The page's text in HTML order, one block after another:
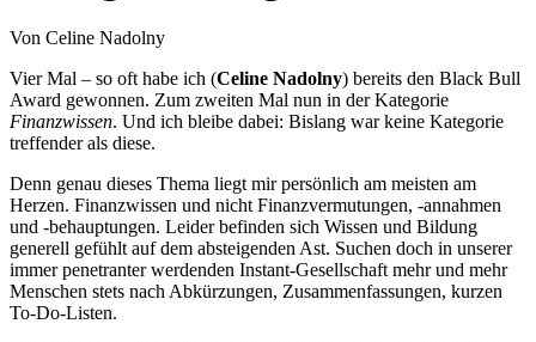
Von Celine Nadolny
Vier Mal – so oft habe ich (Celine Nadolny) bereits den Black Bull
Award gewonnen. Zum zweiten Mal nun in der Kategorie
Finanzwissen. Und ich bleibe dabei: Bislang war keine Kategorie
treffender als diese.
Denn genau dieses Thema liegt mir persönlich am meisten am
Herzen. Finanzwissen und nicht Finanzvermutungen, -annahmen
und -behauptungen. Leider befinden sich Wissen und Bildung
generell gefühlt auf dem absteigenden Ast. Suchen doch in unserer
immer penetranter werdenden Instant-Gesellschaft mehr und mehr
Menschen stets nach Abkürzungen, Zusammenfassungen, kurzen
To-Do-Listen.